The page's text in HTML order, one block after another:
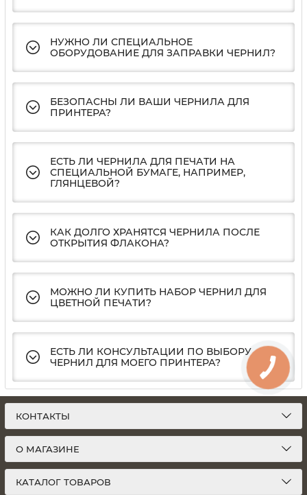
НУЖНО ЛИ СПЕЦИАЛЬНОЕ
ОБОРУДОВАНИЕ ДЛЯ ЗАПРАВКИ ЧЕРНИЛ?
БЕЗОПАСНЫ ЛИ ВАШИ ЧЕРНИЛА ДЛЯ
ПРИНТЕРА?
ЕСТЬ ЛИ ЧЕРНИЛА ДЛЯ ПЕЧАТИ НА
СПЕЦИАЛЬНОЙ БУМАГЕ, НАПРИМЕР,
ГЛЯНЦЕВОЙ?
КАК ДОЛГО ХРАНЯТСЯ ЧЕРНИЛА ПОСЛЕ
ОТКРЫТИЯ ФЛАКОНА?
МОЖНО ЛИ КУПИТЬ НАБОР ЧЕРНИЛ ДЛЯ
ЦВЕТНОЙ ПЕЧАТИ?
ЕСТЬ ЛИ КОНСУЛЬТАЦИИ ПО ВЫБОРУ
ЧЕРНИЛ ДЛЯ МОЕГО ПРИНТЕРА?
КОНТАКТЫ
О МАГАЗИНЕ
КАТАЛОГ ТОВАРОВ